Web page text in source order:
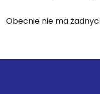
Obecnie nie ma